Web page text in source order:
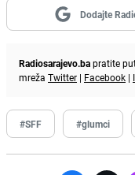
Dodajte
Radiosarajevo.bapratite
mreža Twitter | Facebook |
#SFF #glumci